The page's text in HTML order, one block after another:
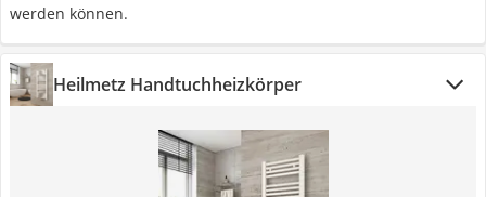
werden können.
Heilmetz Handtuchheizkörper